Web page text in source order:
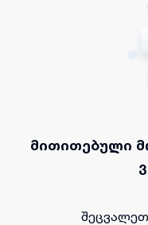
მითითებული